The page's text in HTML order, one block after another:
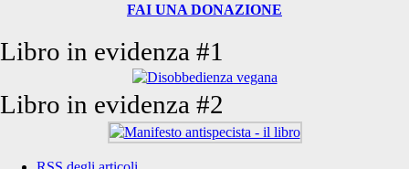
FAI UNA DONAZIONE
Libro in evidenza #1
Libro in evidenza #2